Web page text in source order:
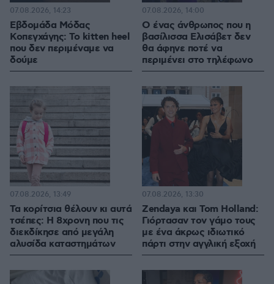
Εβδομάδα Μόδας
Κοπεγχάγης: Το kitten heel
που δεν περιμέναμε να
δούμε
07.08.2026, 14:23
Ο ένας άνθρωπος που η
βασίλισσα Ελισάβετ δεν
θα άφηνε ποτέ να
περιμένει στο τηλέφωνο
07.08.2026, 14:00
Τα κορίτσια θέλουν κι αυτά
τσέπες: Η 8χρονη που τις
διεκδίκησε από μεγάλη
αλυσίδα καταστημάτων
07.08.2026, 13:49
Zendaya και Tom Holland:
Γιόρτασαν τον γάμο τους
με ένα άκρως ιδιωτικό
πάρτι στην αγγλική εξοχή
07.08.2026, 13:30